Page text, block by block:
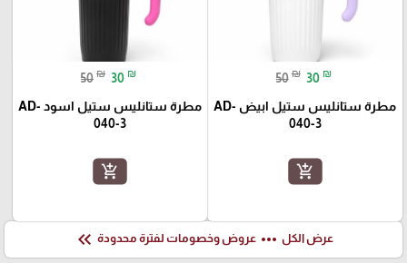
50 ₪ 30 ₪
مطرة ستانليس ستيل ابيض AD-
040-3
add_shopping_cart
50 ₪ 30 ₪
مطرة ستانليس ستيل اسود AD-
040-3
add_shopping_cart
عرض الكل more_horiz عروض وخصومات لفترة محدودة keyboard_double_arrow_left